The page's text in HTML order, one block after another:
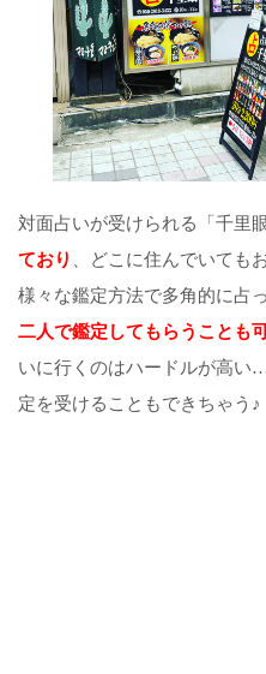
対面占いが受けられる「千里
ており 、どこに住んでいても
様々な鑑定方法で多角的に占
二人で鑑定してもらうことも
いに行くのはハードルが高い
定を受けることもできちゃう♪